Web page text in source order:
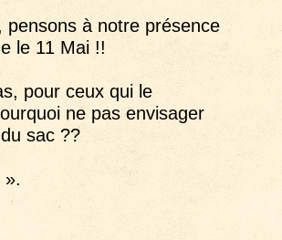
pensons à notre présence
le 11 Mai !!
pour ceux qui le
ne pas envisager
sac ??
».